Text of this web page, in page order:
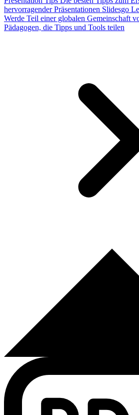
hervorragender Präsentationen Slidesgo
Werde Teil einer globalen Gemeinschaft
Pädagogen, die Tipps und Tools teilen